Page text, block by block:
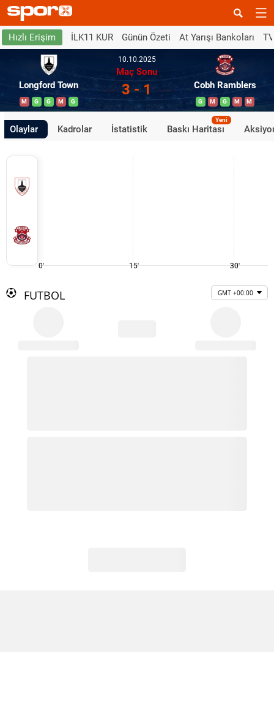
Hızlı Erişim İLK11 KUR Günün Özeti At Yarışı Bankoları
Longford Town
M G G M G
10.10.2025
Maç Sonu
3 - 1 Cobh Ramblers
G M G M M
Olaylar Kadrolar İstatistik Baskı Haritası
Yeni
0' 15' 30'
FUTBOL GMT +00:00